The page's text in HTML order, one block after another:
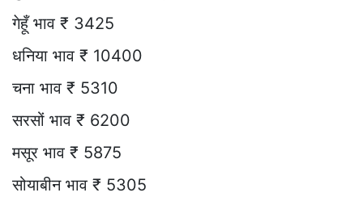
गेहूँ भाव ₹ 3425
धनिया भाव ₹ 10400
चना भाव ₹ 5310
सरसों भाव ₹ 6200
मसूर भाव ₹ 5875
सोयाबीन भाव ₹ 5305